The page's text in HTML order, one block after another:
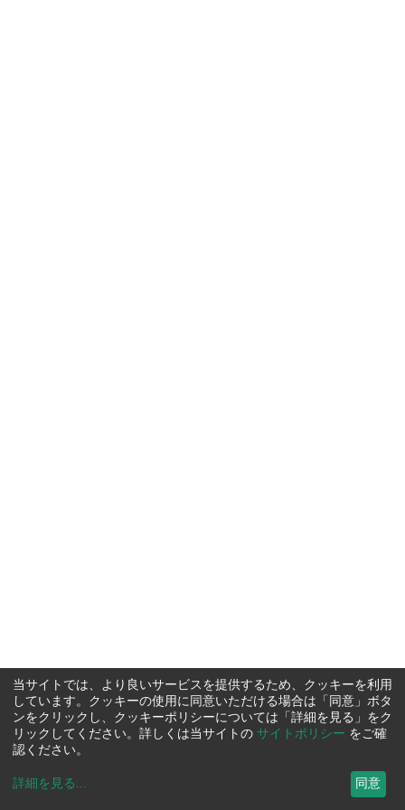
当サイトでは、より良いサービスを提供するため、クッキーを利用
しています。クッキーの使用に同意いただける場合は「同意」ボタ
ンをクリックし、クッキーポリシーについては「詳細を見る」をク
リックしてください。詳しくは当サイトの サイトポリシー をご確
認ください。
詳細を見る ... 同意